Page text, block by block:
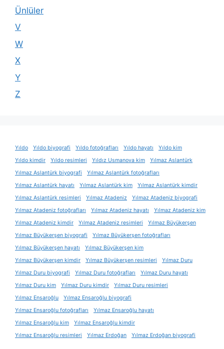
Ünlüler
V
W
X
Y
Z
Yıldo Yıldo biyografi Yıldo fotoğrafları Yıldo hayatı
Yıldo kim
Yıldo kimdir
Yıldo resimleri Yıldız Usmanova kim
Yılmaz Aslantürk
Yılmaz Aslantürk biyografi
Yılmaz Aslantürk fotoğrafları
Yılmaz Aslantürk hayatı
Yılmaz Aslantürk kim
Yılmaz Aslantürk kimdir
Yılmaz Aslantürk resimleri
Yılmaz Atadeniz
Yılmaz Atadeniz biyografi
Yılmaz Atadeniz fotoğrafları
Yılmaz Atadeniz hayatı
Yılmaz Atadeniz kim
Yılmaz Atadeniz kimdir
Yılmaz Atadeniz resimleri
Yılmaz Büyükerşen
Yılmaz Büyükerşen biyografi
Yılmaz Büyükerşen fotoğrafları
Yılmaz Büyükerşen hayatı
Yılmaz Büyükerşen kim
Yılmaz Büyükerşen kimdir
Yılmaz Büyükerşen resimleri
Yılmaz Duru
Yılmaz Duru biyografi
Yılmaz Duru fotoğrafları
Yılmaz Duru hayatı
Yılmaz Duru kim
Yılmaz Duru kimdir
Yılmaz Duru resimleri
Yılmaz Ensaroğlu
Yılmaz Ensaroğlu biyografi
Yılmaz Ensaroğlu fotoğrafları
Yılmaz Ensaroğlu hayatı
Yılmaz Ensaroğlu kim
Yılmaz Ensaroğlu kimdir
Yılmaz Ensaroğlu resimleri
Yılmaz Erdoğan Yılmaz Erdoğan biyografi